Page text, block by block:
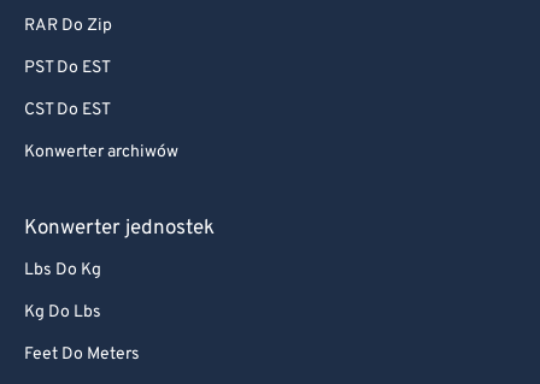
RAR Do Zip
PST Do EST
CST Do EST
Konwerter archiwów
Konwerter jednostek
Lbs Do Kg
Kg Do Lbs
Feet Do Meters